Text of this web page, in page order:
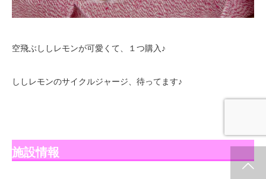
空飛ぶししレモンが可愛くて、１つ購入♪
ししレモンのサイクルジャージ、待ってます♪
施設情報
お問合せ